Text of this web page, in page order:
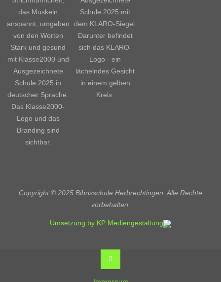
Copyright © 2025 Bibrisschule Herbrechtingen. Alle Rechte
vorbehalten.
Umsetzung by KP Mediengestaltung
Back
to